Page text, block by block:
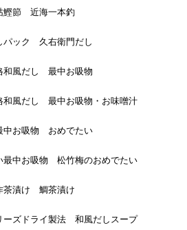
鰹節 近海一本釣
パック 久右衛門だし
和風だし 最中お吸物
和風だし 最中お吸物・お味噌汁
中お吸物 おめでたい
最中お吸物 松竹梅のおめでたい
茶漬け 鯛茶漬け
ーズドライ製法 和風だしスープ